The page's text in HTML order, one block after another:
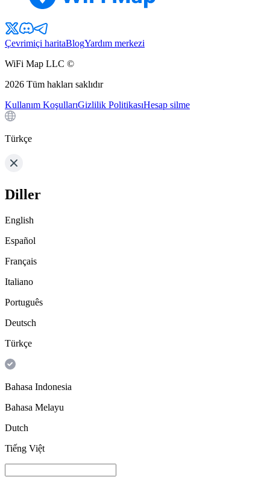
Çevrimiçi haritaBlogYardım merkezi
WiFi Map LLC ©
2026 Tüm hakları saklıdır
Kullanım KoşullarıGizlilik PolitikasıHesap silme
Türkçe
Diller
English
Español
Français
Italiano
Português
Deutsch
Türkçe
Bahasa Indonesia
Bahasa Melayu
Dutch
Tiếng Việt